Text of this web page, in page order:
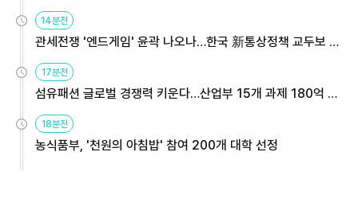
14분전
관세전쟁 '엔드게임' 윤곽 나오나…한국 新통상정책 교두보 활
용해야
17분전
섬유패션 글로벌 경쟁력 키운다…산업부 15개 과제 180억 지
원
18분전
농식품부, '천원의 아침밥' 참여 200개 대학 선정